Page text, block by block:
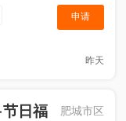
申请
昨天
日福
肥城市区